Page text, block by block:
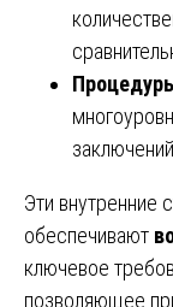
заключений
Эти внутренние
обеспечивают
ключевое
позволяющее